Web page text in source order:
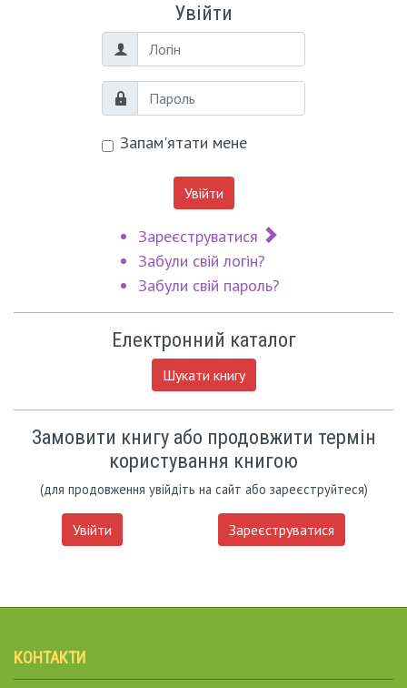
Увійти
Логін
Пароль
Запам'ятати мене
Увійти
Зареєструватися
Забули свій логін?
Забули свій пароль?
Електронний каталог
Шукати книгу
Замовити книгу або продовжити термін
користування книгою
(для продовження увійдіть на сайт або зареєструйтеся)
Увійти Зареєструватися
КОНТАКТИ